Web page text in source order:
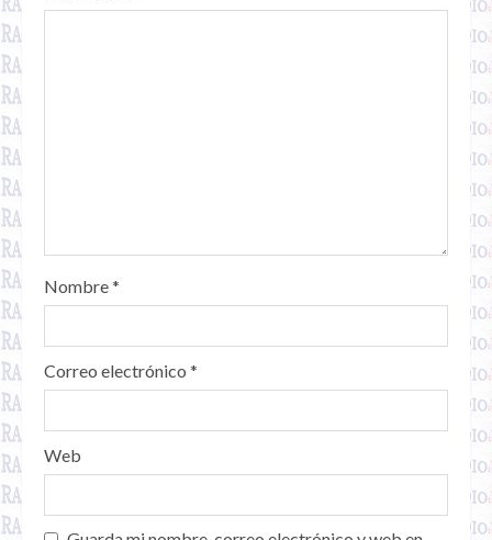
Nombre*
Correo electrónico *
Web